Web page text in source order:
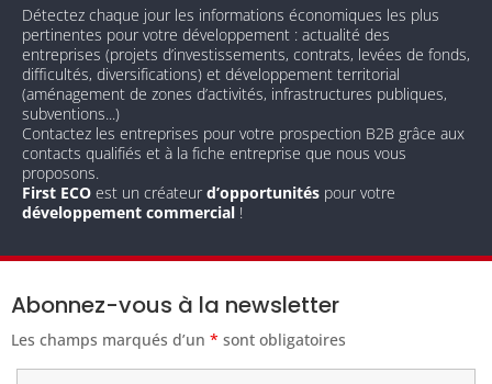
Détectez chaque jour les informations économiques les plus
pertinentes pour votre développement : actualité des
entreprises (projets d’investissements, contrats, levées de fonds,
difficultés, diversifications) et développement territorial
(aménagement de zones d’activités, infrastructures publiques,
subventions...)
Contactez les entreprises pour votre prospection B2B grâce aux
contacts qualifiés et à la fiche entreprise que nous vous
proposons.
First ECO est un créateurd’opportunités pour votre
développement commercial !
Abonnez-vous à la newsletter
Les champs marqués d’un * sont obligatoires